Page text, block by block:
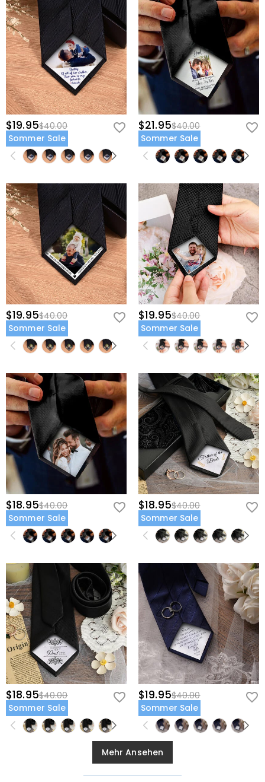
$19.95$40.00
Sommer Sale
$21.95$40.00
Sommer Sale
$19.95$40.00
Sommer Sale
$19.95$40.00
Sommer Sale
$18.95$40.00
Sommer Sale
$18.95$40.00
Sommer Sale
$18.95$40.00
Sommer Sale
$19.95$40.00
Sommer Sale
Mehr Ansehen